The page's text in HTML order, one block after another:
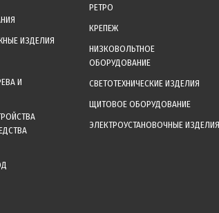
ИЗДЕЛИЯ
И
РЕТРО
КРЕПЕЖ
НИЗКОВОЛЬТНОЕ
ОБОРУДОВАНИЕ
СВЕТОТЕХНИЧЕСКИЕ ИЗДЕЛИЯ
ЩИТОВОЕ ОБОРУДОВАНИЕ
ЭЛЕКТРОУСТАНОВОЧНЫЕ ИЗДЕЛИЯ